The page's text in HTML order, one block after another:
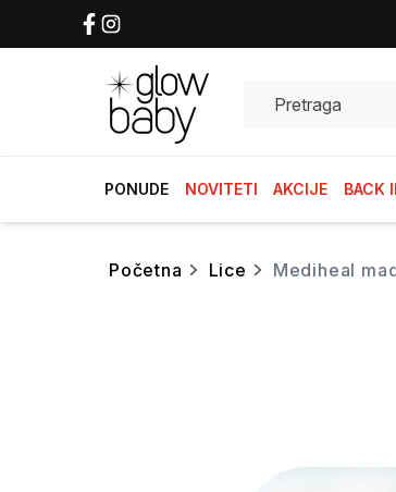
PONUDE NOVITETI AKCIJE BACK
početna lice mediheal